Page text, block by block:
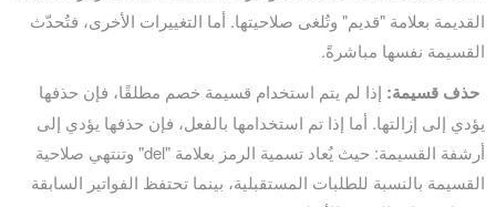
القديمة بعلامة "قديم" وتُلغى صلاحيتها. أما التغييرات الأخرى، فتُحدّث
القسيمة نفسها مباشرةً.
حذف قسيمة: إذا لم يتم استخدام قسيمة خصم مطلقًا، فإن حذفها
يؤدي إلى إزالتها. أما إذا تم استخدامها بالفعل، فإن حذفها يؤدي إلى
أرشفة القسيمة: حيث يُعاد تسمية الرمز بعلامة "del" وتنتهي صلاحية
القسيمة بالنسبة للطلبات المستقبلية، بينما تحتفظ الفواتير السابقة